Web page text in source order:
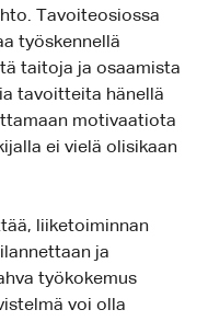
Tavoiteosiossa
työskennellä
taitoja ja osaamista
tavoitteita hänellä
motivaatiota
ei vielä olisikaan
liiketoiminnan
ja
työkokemus
voi olla